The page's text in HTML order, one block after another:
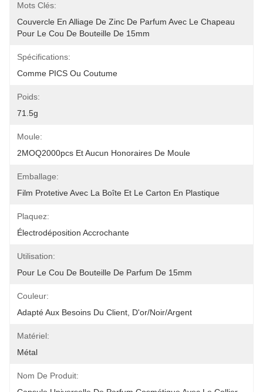
Mots Clés:
Couvercle En Alliage De Zinc De Parfum Avec Le Chapeau
Pour Le Cou De Bouteille De 15mm
Spécifications:
Comme PICS Ou Coutume
Poids:
71.5g
Moule:
2MOQ2000pcs Et Aucun Honoraires De Moule
Emballage:
Film Protetive Avec La Boîte Et Le Carton En Plastique
Plaquez:
Électrodéposition Accrochante
Utilisation:
Pour Le Cou De Bouteille De Parfum De 15mm
Couleur:
Adapté Aux Besoins Du Client, D'or/noir/argent
Matériel:
Métal
Nom De Produit: